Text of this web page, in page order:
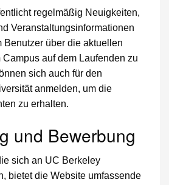
regelmäßig Neuigkeiten,
Veranstaltungsinformationen
Benutzer über die aktuellen
auf dem Laufenden zu
sich auch für den
anmelden, um die
zu erhalten.
und Bewerbung
sich an UC Berkeley
bietet die Website umfassende